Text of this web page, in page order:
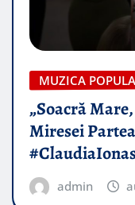
MUZICA
„Soacră
Miresei
admin